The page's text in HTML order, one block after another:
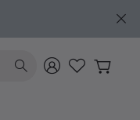
索結果を確認できま